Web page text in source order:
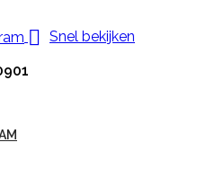
 Snel bekijken